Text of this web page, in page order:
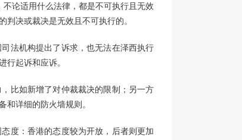
论适用什么法律，都是不可执行且无效
决或裁决是无效且不可执行的。
法机构提出了诉求，也无法在泽西执行
行起诉和应诉。
比如新增了对仲裁裁决的限制；另一方
和详细的防火墙规则。
度：香港的态度较为开放，后者则更加